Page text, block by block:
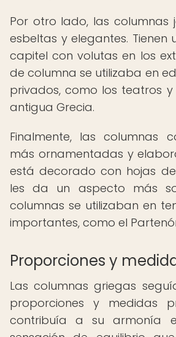
Por otro lado, las columnas
esbeltas y elegantes. Tienen
capitel con volutas en los
de columna se utilizaba en
privados, como los teatros
antigua Grecia.
Finalmente, las columnas
más ornamentadas y
está decorado con hojas
les da un aspecto más
columnas se utilizaban en
importantes, como el
Proporciones y
Las columnas griegas
proporciones y medidas
contribuía a su armonía